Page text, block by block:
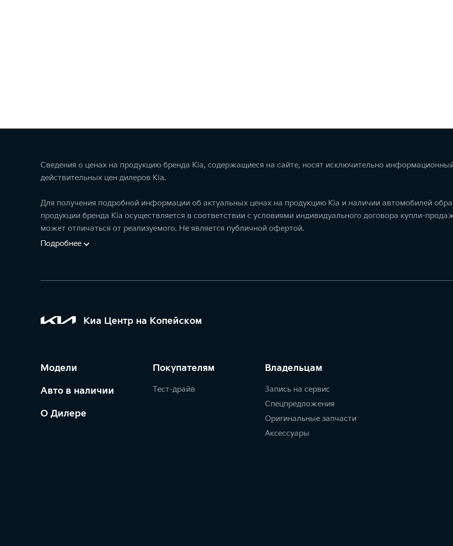
Сведения о ценах на продукцию бренда Kia, содержащиеся на сайте, носят исключительно
действительных цен дилеров Kia.
Для получения подробной информации об актуальных ценах на продукцию Kia и наличии автомобилей
продукции бренда Kia осуществляется в соответствии с условиями индивидуального договора купли-
может отличаться от реализуемого. Не является публичной офертой.
Подробнее
Киа Центр на Копейском
Модели
Авто в наличии
О Дилере
Покупателям
Тест-драйв
Владельцам
Запись на сервис
Спецпредложения
Оригинальные запчасти
Аксессуары